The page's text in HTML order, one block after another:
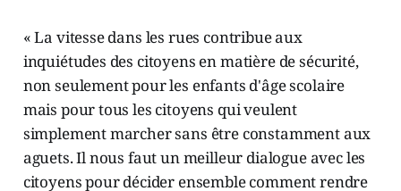
« La vitesse dans les rues contribue aux
inquiétudes des citoyens en matière de sécurité,
non seulement pour les enfants d'âge scolaire
mais pour tous les citoyens qui veulent
simplement marcher sans être constamment aux
aguets. Il nous faut un meilleur dialogue avec les
citoyens pour décider ensemble comment rendre